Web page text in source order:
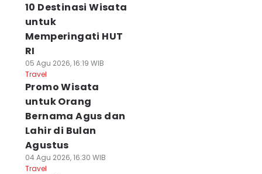
10 Destinasi Wisata
untuk
Memperingati HUT
RI
05 Agu 2026, 16:19 WIB
Travel
Promo Wisata
untuk Orang
Bernama Agus dan
Lahir di Bulan
Agustus
04 Agu 2026, 16:30 WIB
Travel